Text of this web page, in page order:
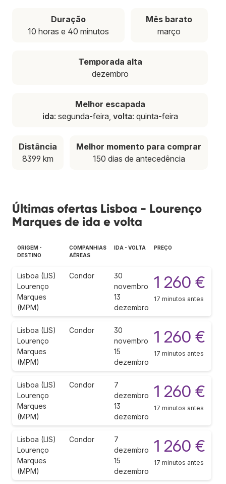
Duração
10 horas e 40 minutos
Mês barato
março
Temporada alta
dezembro
Melhor escapada
ida: segunda-feira, volta: quinta-feira
Distância
8399 km
Melhor momento para comprar
150 dias de antecedência
Últimas ofertas Lisboa - Lourenço
Marques de ida e volta
ORIGEM -
DESTINO
COMPANHIAS
AÉREAS
IDA - VOLTA PREÇO
Lisboa (LIS)
Lourenço
Marques
(MPM)
Condor
30
novembro
13
dezembro
1 260 €
17 minutos antes
Lisboa (LIS)
Lourenço
Marques
(MPM)
Condor
30
novembro
15
dezembro
1 260 €
17 minutos antes
Lisboa (LIS)
Lourenço
Marques
(MPM)
Condor
7
dezembro
13
dezembro
1 260 €
17 minutos antes
Lisboa (LIS)
Lourenço
Marques
(MPM)
Condor
7
dezembro
15
dezembro
1 260 €
17 minutos antes